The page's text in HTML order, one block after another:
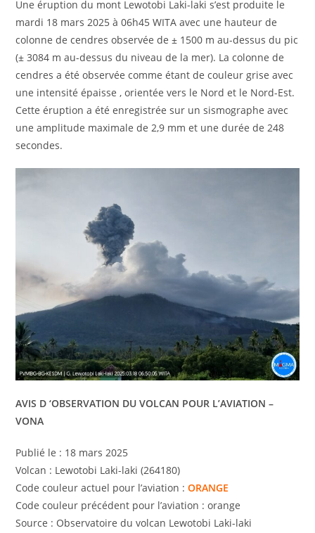
Une éruption du mont Lewotobi Laki-laki s’est produite le
mardi 18 mars 2025 à 06h45 WITA avec une hauteur de
colonne de cendres observée de ± 1500 m au-dessus du pic
(± 3084 m au-dessus du niveau de la mer). La colonne de
cendres a été observée comme étant de couleur grise avec
une intensité épaisse , orientée vers le Nord et le Nord-Est.
Cette éruption a été enregistrée sur un sismographe avec
une amplitude maximale de 2,9 mm et une durée de 248
secondes.
AVIS D ‘OBSERVATION DU VOLCAN POUR L’AVIATION –
VONA
Publié le : 18 mars 2025
Volcan : Lewotobi Laki-laki (264180)
Code couleur actuel pour l’aviation :ORANGE
Code couleur précédent pour l’aviation : orange
Source : Observatoire du volcan Lewotobi Laki-laki